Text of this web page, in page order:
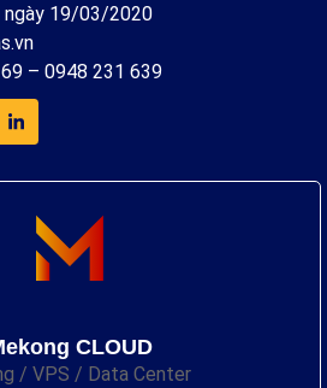
ngày 19/03/2020
– 0948 231 639
CLOUD
/ VPS / Data Center